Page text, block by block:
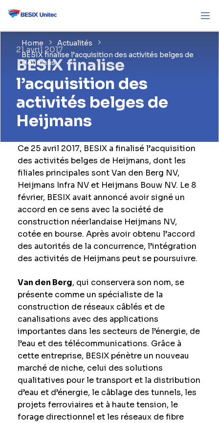
Home
Actualités
BESIX finalise l’acquisition des activités belges de
Heijmans
21 avril 2017
BESIX finalise
l’acquisition des
activités belges de
Heijmans
Ce 25 avril 2017, BESIX a finalisé l’acquisition
des activités belges de Heijmans, dont les
filiales principales sont Van den Berg NV,
Heijmans Infra NV et Heijmans Bouw NV. Le 8
février, BESIX avait annoncé avoir signé un
accord en ce sens avec la société de
construction néerlandaise Heijmans NV,
cotée en bourse. Après avoir obtenu l’accord
des autorités de la concurrence, l’intégration
des activités de Heijmans peut se poursuivre.
Van den Berg, qui conservera son nom, se
présente comme un spécialiste de la
construction de réseaux câblés et de
canalisations avec des applications
importantes dans les secteurs de l’énergie, de
l’eau et des télécommunications. Grâce à
cette entreprise, BESIX pénètre un nouveau
marché de niche, celui des solutions
qualitatives pour le transport et la distribution
d’eau et d’énergie, le câblage des tunnels, les
projets ferroviaires et à haute tension, le
forage directionnel et les réseaux de fibre